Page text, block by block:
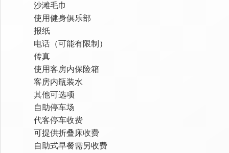
沙滩毛巾
使用健身俱乐部
报纸
电话（可能有限制）
传真
使用客房内保险箱
客房内瓶装水
其他可选项
自助停车场
代客停车收费
可提供折叠床收费
自助式早餐需另收费